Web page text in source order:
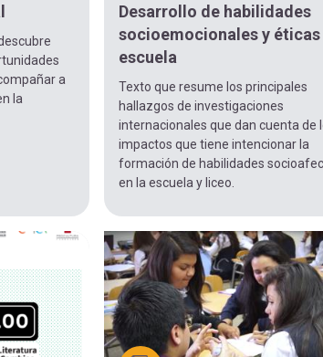
a
la
Desarrollo de habilidades
socioemocionales y éticas
escuela
Texto que resume los principales
hallazgos de investigaciones
internacionales que dan cuenta de
impactos que tiene intencionar la
formación de habilidades
en la escuela y liceo.